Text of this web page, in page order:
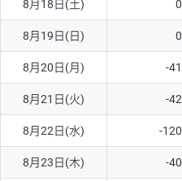
8月18日(土) 0
8月19日(日) 0
8月20日(月) -41
8月21日(火) -42
8月22日(水) -120
8月23日(木) -40